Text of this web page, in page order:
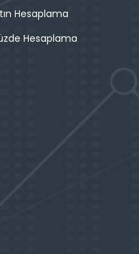
Hesaplama
Hesaplama